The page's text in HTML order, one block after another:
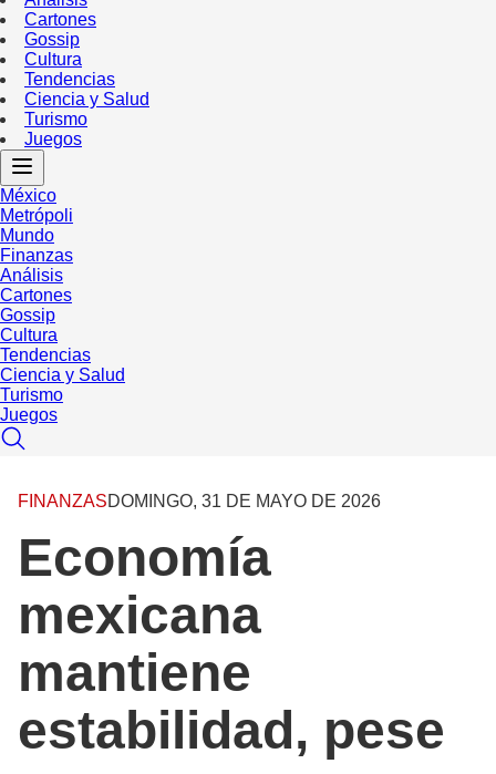
Cartones
Gossip
Cultura
Tendencias
Ciencia y Salud
Turismo
Juegos
México
Metrópoli
Mundo
Finanzas
Análisis
Cartones
Gossip
Cultura
Tendencias
Ciencia y Salud
Turismo
Juegos
FINANZASDOMINGO, 31 DE MAYO DE 2026
Economía
mexicana
mantiene
estabilidad, pese